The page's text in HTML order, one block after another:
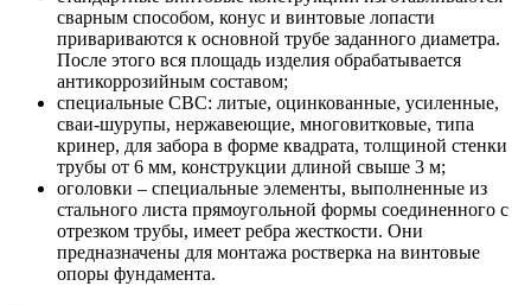
сварным способом, конус и винтовые лопасти
привариваются к основной трубе заданного диаметра.
После этого вся площадь изделия обрабатывается
антикоррозийным составом;
специальные СВС: литые, оцинкованные, усиленные,
сваи-шурупы, нержавеющие, многовитковые, типа
кринер, для забора в форме квадрата, толщиной стенки
трубы от 6 мм, конструкции длиной свыше 3 м;
оголовки – специальные элементы, выполненные из
стального листа прямоугольной формы соединенного с
отрезком трубы, имеет ребра жесткости. Они
предназначены для монтажа ростверка на винтовые
опоры фундамента.